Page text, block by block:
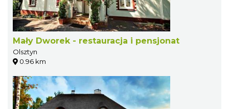
Mały Dworek - restauracja i pensjonat
Olsztyn
0.96 km